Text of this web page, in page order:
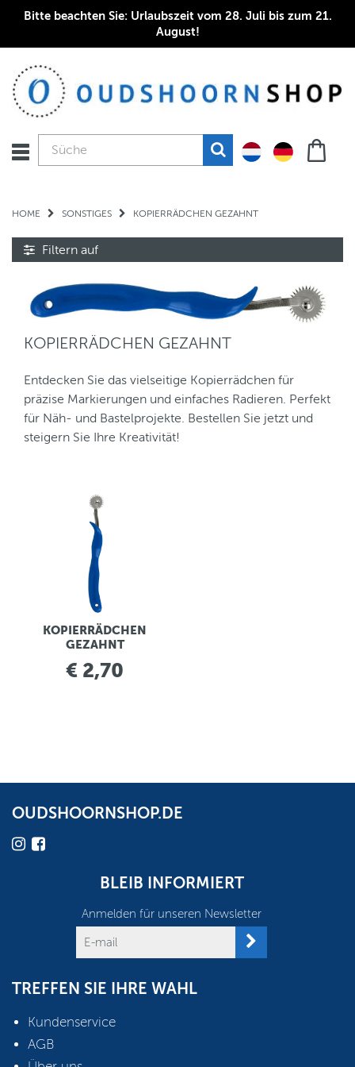
Bitte beachten Sie: Urlaubszeit vom 28. Juli bis zum 21.
August!
HOME SONSTIGES KOPIERRÄDCHEN GEZAHNT
Filtern auf
KOPIERRÄDCHEN GEZAHNT
Entdecken Sie das vielseitige Kopierrädchen für
präzise Markierungen und einfaches Radieren. Perfekt
für Näh- und Bastelprojekte. Bestellen Sie jetzt und
steigern Sie Ihre Kreativität!
KOPIERRÄDCHEN
GEZAHNT
€ 2,70
OUDSHOORNSHOP.DE
BLEIB INFORMIERT
Anmelden für unseren Newsletter
TREFFEN SIE IHRE WAHL
Kundenservice
AGB